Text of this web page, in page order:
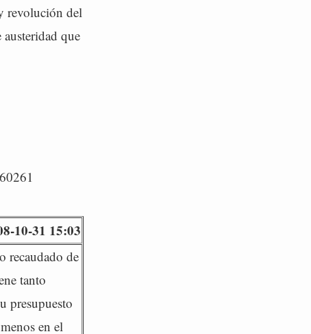
revolución del
que
10-31 15:03
recaudado de
tanto
presupuesto
en el